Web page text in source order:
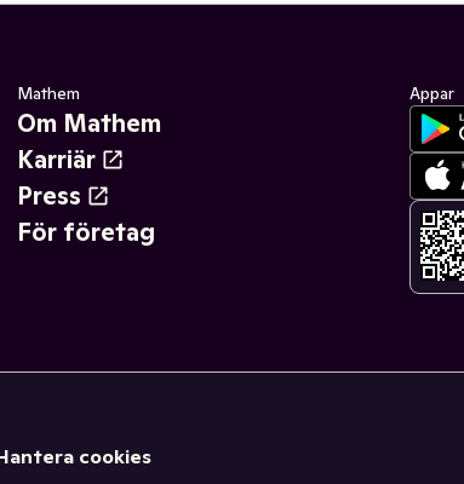
Mathem
Om Mathem
Karriär
Press
För företag
Appar
cookies